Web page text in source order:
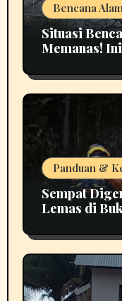
Bencana
Situasi
Memanas!
Panduan &
Sempat
Lemas di